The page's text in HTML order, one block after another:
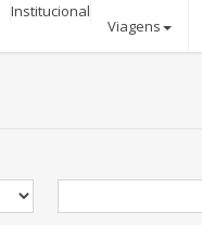
Institucional
Viagens